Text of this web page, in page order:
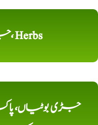
جڑی بوٹیاں، Herbs
جڑی بوٹیاں،